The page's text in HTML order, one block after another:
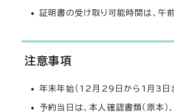
証明書の受け取り可能時間は、午
注意事項
年末年始（12月29日から1月3日
予約当日は、本人確認書類（原本）